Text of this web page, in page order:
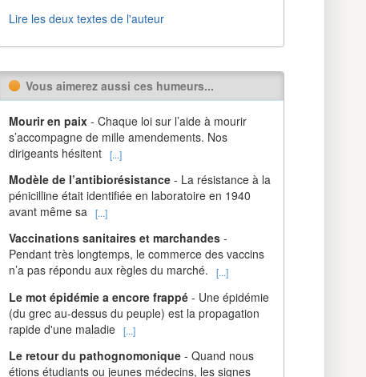
Lire les deux textes de l'auteur
Vous aimerez aussi ces humeurs...
Mourir en paix - Chaque loi sur l’aide à mourir
s’accompagne de mille amendements. Nos
dirigeants hésitent [...]
Modèle de l’antibiorésistance - La résistance à la
pénicilline était identifiée en laboratoire en 1940
avant même sa
[...]
Vaccinations sanitaires et marchandes -
Pendant très longtemps, le commerce des vaccins
n’a pas répondu aux règles du marché.
[...]
Le mot épidémie a encore frappé - Une épidémie
(du grec au-dessus du peuple) est la propagation
rapide d'une maladie [...]
Le retour du pathognomonique - Quand nous
étions étudiants ou jeunes médecins, les signes